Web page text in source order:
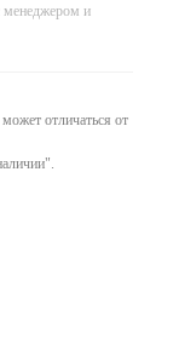
менеджером и
отличаться от